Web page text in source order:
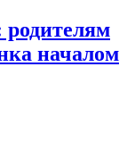
началом